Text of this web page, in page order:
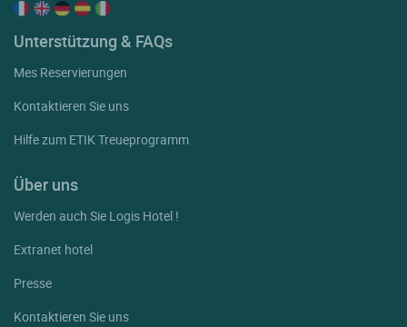
Unterstützung & FAQs
Mes Reservierungen
Kontaktieren Sie uns
Hilfe zum ETIK Treueprogramm
Über uns
Werden auch Sie Logis Hotel !
Extranet hotel
Presse
Kontaktieren Sie uns